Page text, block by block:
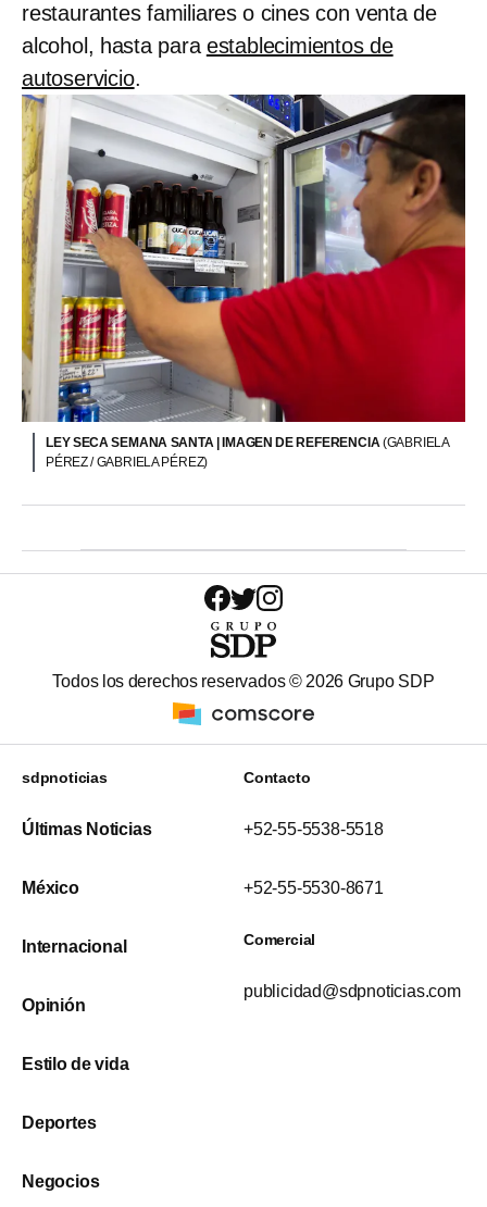
restaurantes familiares o cines con venta de
alcohol, hasta paraestablecimientos de
autoservicio.
LEY SECA SEMANA SANTA | IMAGEN DE REFERENCIA (GABRIELA
PÉREZ / GABRIELA PÉREZ)
Todos los derechos reservados © 2026 Grupo SDP
sdpnoticias
Últimas Noticias
México
Internacional
Opinión
Estilo de vida
Deportes
Negocios
Contacto
+52-55-5538-5518
+52-55-5530-8671
Comercial
publicidad@sdpnoticias.com